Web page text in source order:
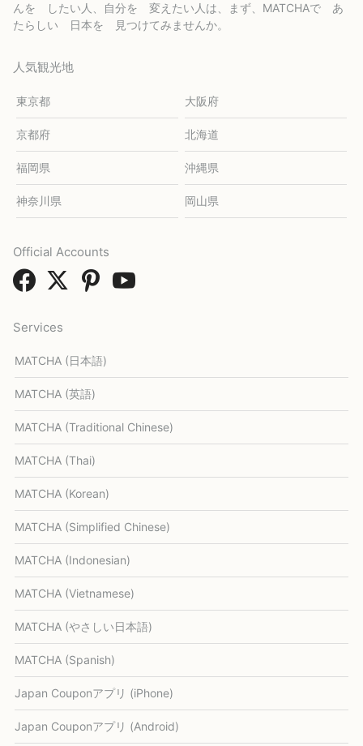
んを したい人、自分を 変えたい人は、まず、MATCHAで あ
たらしい 日本を 見つけてみませんか。
人気観光地
東京都 大阪府
京都府 北海道
福岡県 沖縄県
神奈川県 岡山県
Services
MATCHA (日本語)
MATCHA (英語)
MATCHA (Traditional Chinese)
MATCHA (Thai)
MATCHA (Korean)
MATCHA (Simplified Chinese)
MATCHA (Indonesian)
MATCHA (Vietnamese)
MATCHA (やさしい日本語)
MATCHA (Spanish)
Japan Couponアプリ (iPhone)
Japan Couponアプリ (Android)
Official Accounts